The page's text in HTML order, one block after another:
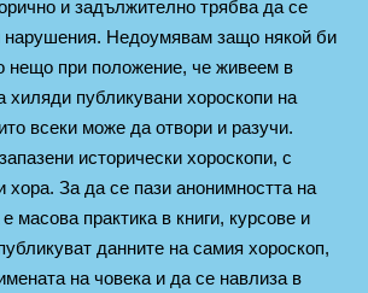
и задължително трябва да се
нарушения. Недоумявам защо някой би
нещо при положение, че живеем в
хиляди публикувани хороскопи на
всеки може да отвори и разучи.
исторически хороскопи, с
хора. За да се пази анонимността на
масова практика в книги, курсове и
данните на самия хороскоп,
на човека и да се навлиза в